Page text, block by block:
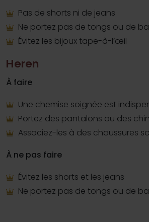
Pas de shorts ni de jeans
Ne portez pas de tongs ou de
Évitez les bijoux tape-à-l’œil
Heren
À faire
Une chemise soignée est
Portez des pantalons ou des
Associez-les à des chaussures
À ne pas faire
Évitez les shorts et les jeans
Ne portez pas de tongs ou de